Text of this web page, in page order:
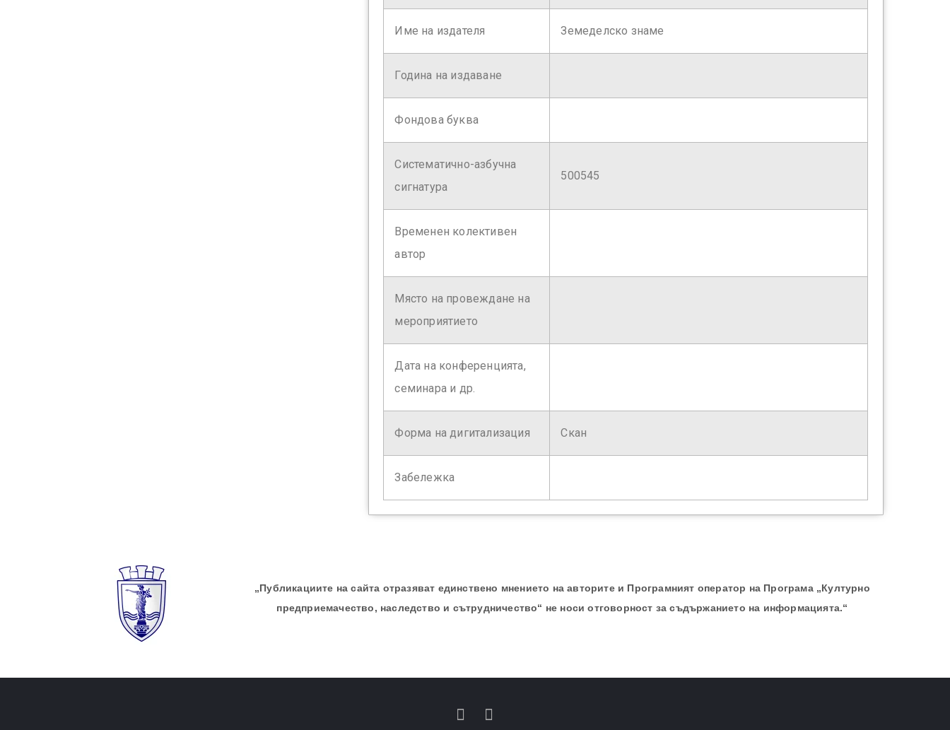
Име на издателя Земеделско знаме
Година на издаване
Фондова буква
Систематично-азбучна
сигнатура
500545
Временен колективен
автор
Място на провеждане на
мероприятието
Дата на конференцията,
семинара и др.
Форма на дигитализация Скан
Забележка
„Публикациите на сайта отразяват единствено мнението на авторите и Програмният оператор на Програма „Културно
предприемачество, наследство и сътрудничество“ не носи отговорност за съдържанието на информацията.“